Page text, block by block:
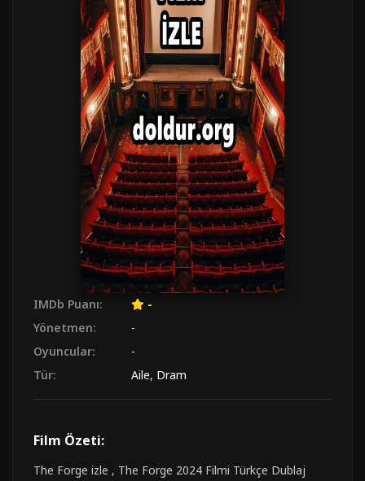
IMDb Puanı:
-
Yönetmen:
-
Oyuncular:
-
Tür:
Aile, Dram
Film Özeti:
The Forge izle , The Forge 2024 Filmi Türkçe Dublaj